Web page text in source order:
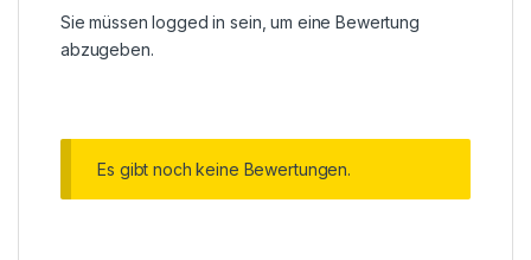
Sie müssenlogged in sein, um eine Bewertung
abzugeben.
Es gibt noch keine Bewertungen.